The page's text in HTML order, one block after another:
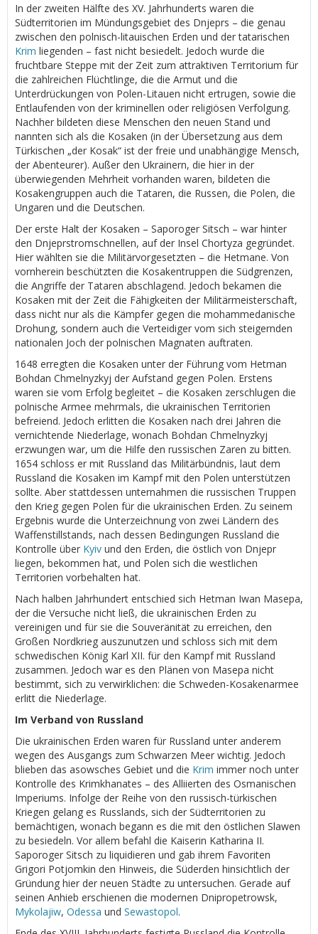
In der zweiten Hälfte des XV. Jahrhunderts waren die
Südterritorien im Mündungsgebiet des Dnjeprs – die genau
zwischen den polnisch-litauischen Erden und der tatarischen
Krim liegenden – fast nicht besiedelt. Jedoch wurde die
fruchtbare Steppe mit der Zeit zum attraktiven Territorium für
die zahlreichen Flüchtlinge, die die Armut und die
Unterdrückungen von Polen-Litauen nicht ertrugen, sowie die
Entlaufenden von der kriminellen oder religiösen Verfolgung.
Nachher bildeten diese Menschen den neuen Stand und
nannten sich als die Kosaken (in der Übersetzung aus dem
Türkischen „der Kosak“ ist der freie und unabhängige Mensch,
der Abenteurer). Außer den Ukrainern, die hier in der
überwiegenden Mehrheit vorhanden waren, bildeten die
Kosakengruppen auch die Tataren, die Russen, die Polen, die
Ungaren und die Deutschen.
Der erste Halt der Kosaken – Saporoger Sitsch – war hinter
den Dnjeprstromschnellen, auf der Insel Chortyza gegründet.
Hier wählten sie die Militärvorgesetzten – die Hetmane. Von
vornherein beschützten die Kosakentruppen die Südgrenzen,
die Angriffe der Tataren abschlagend. Jedoch bekamen die
Kosaken mit der Zeit die Fähigkeiten der Militärmeisterschaft,
dass nicht nur als die Kämpfer gegen die mohammedanische
Drohung, sondern auch die Verteidiger vom sich steigernden
nationalen Joch der polnischen Magnaten auftraten.
1648 erregten die Kosaken unter der Führung vom Hetman
Bohdan Chmelnyzkyj der Aufstand gegen Polen. Erstens
waren sie vom Erfolg begleitet – die Kosaken zerschlugen die
polnische Armee mehrmals, die ukrainischen Territorien
befreiend. Jedoch erlitten die Kosaken nach drei Jahren die
vernichtende Niederlage, wonach Bohdan Chmelnyzkyj
erzwungen war, um die Hilfe den russischen Zaren zu bitten.
1654 schloss er mit Russland das Militärbündnis, laut dem
Russland die Kosaken im Kampf mit den Polen unterstützen
sollte. Aber stattdessen unternahmen die russischen Truppen
den Krieg gegen Polen für die ukrainischen Erden. Zu seinem
Ergebnis wurde die Unterzeichnung von zwei Ländern des
Waffenstillstands, nach dessen Bedingungen Russland die
Kontrolle über Kyiv und den Erden, die östlich von Dnjepr
liegen, bekommen hat, und Polen sich die westlichen
Territorien vorbehalten hat.
Nach halben Jahrhundert entschied sich Hetman Iwan Masepa,
der die Versuche nicht ließ, die ukrainischen Erden zu
vereinigen und für sie die Souveränität zu erreichen, den
Großen Nordkrieg auszunutzen und schloss sich mit dem
schwedischen König Karl XII. für den Kampf mit Russland
zusammen. Jedoch war es den Plänen von Masepa nicht
bestimmt, sich zu verwirklichen: die Schweden-Kosakenarmee
erlitt die Niederlage.
Im Verband von Russland
Die ukrainischen Erden waren für Russland unter anderem
wegen des Ausgangs zum Schwarzen Meer wichtig. Jedoch
blieben das asowsches Gebiet und die Krim immer noch unter
Kontrolle des Krimkhanates – des Alliierten des Osmanischen
Imperiums. Infolge der Reihe von den russisch-türkischen
Kriegen gelang es Russlands, sich der Südterritorien zu
bemächtigen, wonach begann es die mit den östlichen Slawen
zu besiedeln. Vor allem befahl die Kaiserin Katharina II.
Saporoger Sitsch zu liquidieren und gab ihrem Favoriten
Grigori Potjomkin den Hinweis, die Süderden hinsichtlich der
Gründung hier der neuen Städte zu untersuchen. Gerade auf
seinen Anhieb erschienen die modernen Dnipropetrowsk,
Mykolajiw, Odessa und Sewastopol.